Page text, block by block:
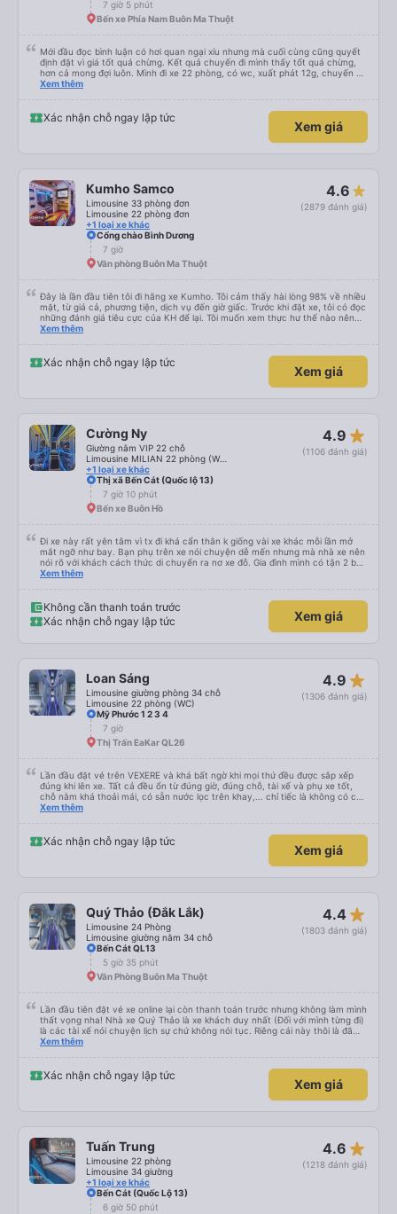
7 giờ 5 phút
Bến xe Phía Nam Buôn Ma Thuột
Mới đầu đọc bình luận có hơi quan ngại xíu nhưng mà cuối cùng cũng quyết
định đặt vì giá tốt quá chừng. Kết quả chuyến đi mình thấy tốt quá chừng,
hơn cả mong đợi luôn. Mình đi xe 22 phòng, có wc, xuất phát 12g, chuyến đi
hôm qua của mình như thế này: 1. Ưu điểm: - Mấy bạn CSKH kỹ tính và dễ
trên xe sạch sẽ. - Phòng nằm không phải mới kin kít nhưng rất sạch sẽ, êm,
nằm thoải mái cho cả 2 người, mình say xe nhưng nằm thoải mái lắm, có thể
đọc sách được nguyên cả chuyến đi luôn mà. - Xuất phát đúng giờ và mình
nhà xe có xin lỗi và báo lại chỉ dừng ở Chu Văn An được thôi. Nếu về Mã Lò
được thì tiện cho mình quá chừng. Do xe dễ thương nên gặp được khách trên
xe ai cũng dễ thương quá luôn, nên chuyến đi hôm qua của mình okela lắm,
hi vọng nhà xe giữ được phong độ như thế này, đừng bị sa sút nha.
Xem thêm
Xác nhận chỗ ngay lập tức
Xem giá
Kumho Samco
Limousine 33 phòng đơn
Limousine 22 phòng đơn
+1 loại xe khác
4.6
(2879 đánh giá)
Cổng chào Bình Dương
7 giờ
Văn phòng Buôn Ma Thuột
Đây là lần đầu tiên tôi đi hãng xe Kumho. Tôi cảm thấy hài lòng 98% về nhiều
mặt, từ giá cả, phương tiện, dịch vụ đến giờ giấc. Trước khi đặt xe, tôi có đọc
những đánh giá tiêu cực của KH để lại. Tôi muốn xem thực hư thế nào nên
thử 1 lần cho biết. Có thể do tôi may mắn, tôi đã 0 gặp phải những điều tệ
quảng đường đầu. Tôi sẽ tiếp tục ủng hộ nhà xe. Hy vọng lần sau sẽ tốt hơn.
Chân thành cám ơn nhà xe.
Xem thêm
Xác nhận chỗ ngay lập tức
Xem giá
Cường Ny
Giường nằm VIP 22 chỗ
+1 loại xe khác
4.9 star_rate
(1106 đánh giá)
Thị xã Bến Cát (Quốc lộ 13)
7 giờ 10 phút
Bến xe Buôn Hồ
Đi xe này rất yên tâm vì tx đi khá cẩn thân k giống vài xe khác mỗi lần mở
mắt ngỡ như bay. Bạn phụ trên xe nói chuyện dễ mến nhưng mà nhà xe nên
nói rõ với khách cách thức di chuyển ra nơ xe đỗ. Gia đình mình có tận 2 bé
nhỏ tay xách nách mang mà mình bị xoay vòng vòng đi bộ đến khu đỗ xe thì
Xem thêm
Không cần thanh toán trước
Xác nhận chỗ ngay lập tức
Xem giá
Loan Sáng
Limousine giường phòng 34 chỗ
Limousine 22 phòng (WC)
4.9 star_rate
(1306 đánh giá)
Mỹ Phước 1 2 3 4
7 giờ
Thị Trấn EaKar QL26
Lần đầu đặt vé trên VEXERE và khá bất ngờ khi mọi thứ đều được sắp xếp
đúng khi lên xe. Tất cả đều ổn từ đúng giờ, đúng chỗ, tài xế và phụ xe tốt,
chỗ nằm khá thoải mái, có sẵn nước lọc trên khay,... chỉ tiếc là không có chỗ
để sạc pin thôi. Nhưng vậy cũng quá ổn rồi!
Xem thêm
Xác nhận chỗ ngay lập tức
Xem giá
Quý Thảo (Đắk Lắk)
Limousine 24 Phòng
Limousine giường nằm 34 chỗ
4.4 star_rate
(1803 đánh giá)
Bến Cát QL13
5 giờ 35 phút
Văn Phòng Buôn Ma Thuột
Lần đầu tiên đặt vé xe online lại còn thanh toán trước nhưng không làm mình
thất vọng nha! Nhà xe Quý Thảo là xe khách duy nhất (Đối với mình từng đi)
là các tài xế nói chuyện lịch sự chứ không nói tục. Riêng cái này thôi là đã
đánh giá 5 sao rồi. Chú tài xế còn uống pepsi rất dễ thương chứ không có
Xem thêm
Xác nhận chỗ ngay lập tức
Xem giá
Tuấn Trung
Limousine 22 phòng
Limousine 34 giường
+1 loại xe khác
4.6 star_rate
(1218 đánh giá)
Bến Cát (Quốc Lộ 13)
6 giờ 50 phút